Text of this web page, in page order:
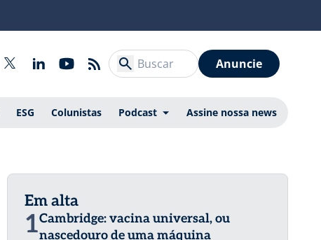
Anuncie
ESG Colunistas Podcast Assine nossa news
Em alta
1Cambridge: vacina universal, ou
nascedouro de uma máquina